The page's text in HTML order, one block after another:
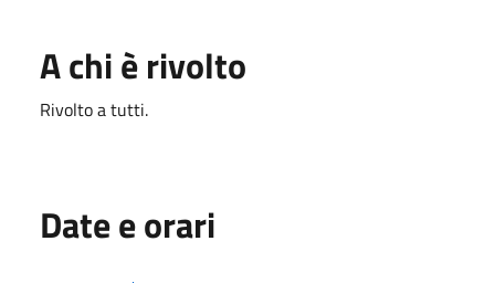
A chi è rivolto
Rivolto a tutti.
Date e orari